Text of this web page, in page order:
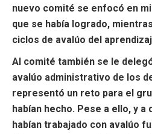
nuevo comité se enfocó en
que se había logrado,
ciclos de avalúo del
Al comité también se le
avalúo administrativo de los
representó un reto para el
habían hecho. Pese a ello, y a
habían trabajado con avalúo